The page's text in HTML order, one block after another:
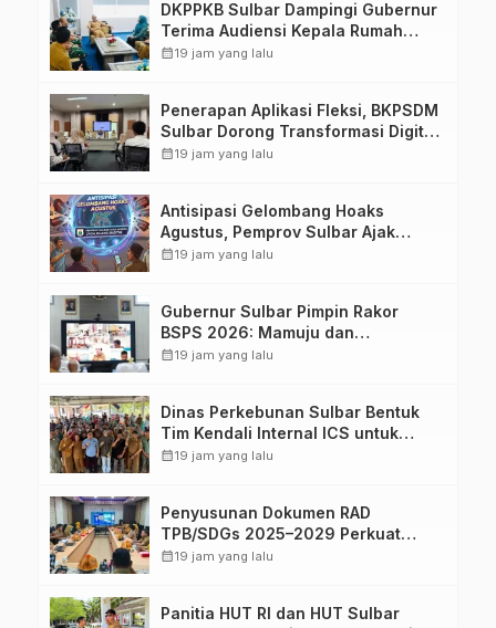
DKPPKB Sulbar Dampingi Gubernur
Terima Audiensi Kepala Rumah
Sakit TK. III Punggawa Malolo
calendar_month19 jam yang lalu
Penerapan Aplikasi Fleksi, BKPSDM
Sulbar Dorong Transformasi Digital
Sistem Kehadiran ASN
calendar_month19 jam yang lalu
Antisipasi Gelombang Hoaks
Agustus, Pemprov Sulbar Ajak
Warga Jaga Ruang Digital
calendar_month19 jam yang lalu
Gubernur Sulbar Pimpin Rakor
BSPS 2026: Mamuju dan
Pasangkayu Masih Nol Realisasi
calendar_month19 jam yang lalu
Dinas Perkebunan Sulbar Bentuk
Tim Kendali Internal ICS untuk
Dukung Sertifikasi ISPO Pekebun di
calendar_month19 jam yang lalu
Penyusunan Dokumen RAD
TPB/SDGs 2025–2029 Perkuat
Arah Pembangunan Berkelanjutan
calendar_month19 jam yang lalu
Panitia HUT RI dan HUT Sulbar